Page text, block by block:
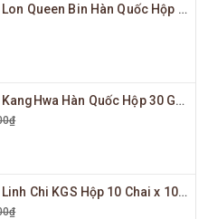
Nước Hồng Sâm Lon Queen Bin Hàn Quốc Hộp 30 Lon x 175ml
Nước Hồng Sâm KangHwa Hàn Quốc Hộp 30 Gói x 80ml
Nước Hồng Sâm Linh Chi KGS Hộp 10 Chai x 100ml